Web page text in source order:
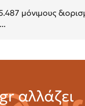
μόνιμους
αλλάζει